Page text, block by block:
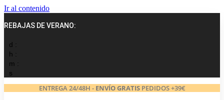
Ir al contenido
REBAJAS DE VERANO:
d :
h :
m :
s
ENTREGA 24/48H - ENVÍO GRATISPEDIDOS +39€